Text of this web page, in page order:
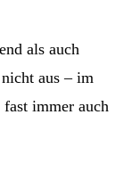
als auch
aus – im
immer auch